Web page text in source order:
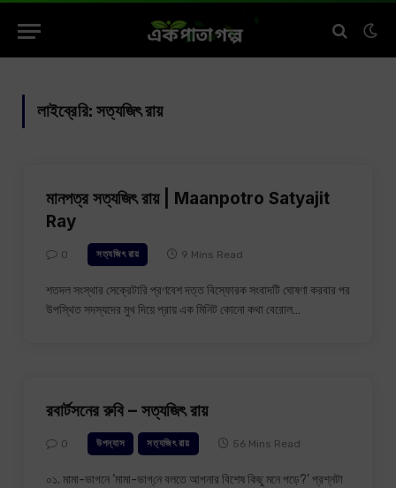
লাইব্রেরি:সত্যজিৎ রায়
মানপত্র সত্যজিৎ রায় | Maanpotro Satyajit
Ray
0 সত্যজিৎ রায় 9 Mins Read
শতদল সংস্থার সেক্রেটারি প্রণবেশ দত্ত বিস্ফোরক সংবাদটি ঘোষণা করবার পর
উপস্থিত সদস্যদের মুখ দিয়ে প্রায় এক মিনিট কোনো কথা বেরোল…
রবার্টসনের রুবি – সত্যজিৎ রায়
0 উপন্যাস সত্যজিৎ রায় 56 Mins Read
০১. মামা-ভাগনে ‘মামা-ভাগ্‌নে বলতে আপনার বিশেষ কিছু মনে পড়ে?’ প্রশ্নটা